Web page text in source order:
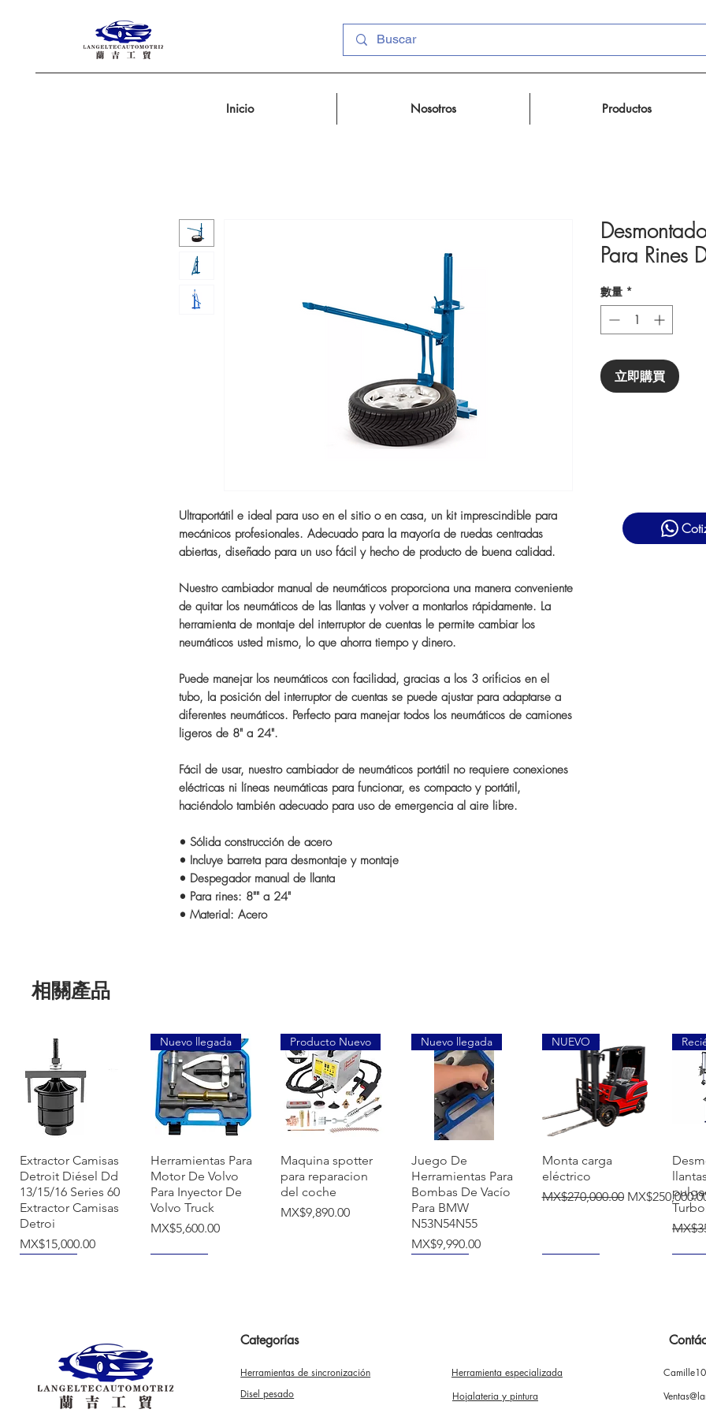
Inicio Nosotros Productos
Ultraportátil e ideal para uso en el sitio o en casa, un kit imprescindible para
mecánicos profesionales. Adecuado para la mayoría de ruedas centradas
abiertas, diseñado para un uso fácil y hecho de producto de buena calidad.
Nuestro cambiador manual de neumáticos proporciona una manera conveniente
de quitar los neumáticos de las llantas y volver a montarlos rápidamente. La
herramienta de montaje del interruptor de cuentas le permite cambiar los
neumáticos usted mismo, lo que ahorra tiempo y dinero.
Puede manejar los neumáticos con facilidad, gracias a los 3 orificios en el
tubo, la posición del interruptor de cuentas se puede ajustar para adaptarse a
diferentes neumáticos. Perfecto para manejar todos los neumáticos de camiones
ligeros de 8" a 24".
Fácil de usar, nuestro cambiador de neumáticos portátil no requiere conexiones
eléctricas ni líneas neumáticas para funcionar, es compacto y portátil,
haciéndolo también adecuado para uso de emergencia al aire libre.
• Sólida construcción de acero
• Incluye barreta para desmontaje y montaje
• Despegador manual de llanta
• Para rines: 8"" a 24"
• Material: Acero
Para Rines
數量 *
立即購買
相關產品
快速瀏覽
Extractor Camisas
Detroit Diésel Dd
13/15/16 Series 60
Extractor Camisas
Detroi
價格
MX$15,000.00
快速瀏覽
Nuevo llegada
Herramientas Para
Motor De Volvo
Para Inyector De
Volvo Truck
價格
MX$5,600.00
快速瀏覽
Producto Nuevo
Maquina spotter
para reparacion
del coche
價格
MX$9,890.00
快速瀏覽
Nuevo llegada
Juego De
Herramientas Para
Bombas De Vacío
Para BMW
N53N54N55
價格
MX$9,990.00
快速瀏覽
NUEVO
Monta carga
eléctrico
一般價格
MX$270,000.00 促銷價格
一般
快速瀏覽
Herramienta
Sincronizar Vw
Ultrasonido Digital
快速瀏覽
Tapa De Bomba
Llave De Tuercas
快速瀏覽
Soporte para
motor 500 kg
Extractor
Categorías
Herramientas de sincronización
Disel pesado
Herramienta especializada
Hojalateria y pintura